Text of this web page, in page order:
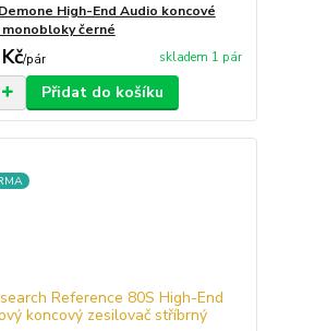
High-End Audio koncové
černé
/pár skladem 1 pár
Přidat do košíku